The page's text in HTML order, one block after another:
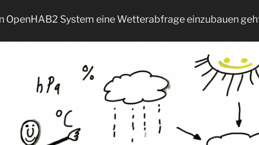
OpenHAB2 System eine Wetterabfrage einzubauen